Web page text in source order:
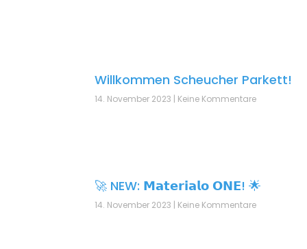
Willkommen Scheucher Parkett!
14. November 2023 Keine Kommentare
🚀 NEW: 𝗠𝗮𝘁𝗲𝗿𝗶𝗮𝗹𝗼 𝗢𝗡𝗘! 🌟
14. November 2023 Keine Kommentare